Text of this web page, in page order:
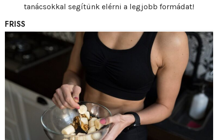
tanácsokkal segítünk elérni a legjobb formádat!
FRISS